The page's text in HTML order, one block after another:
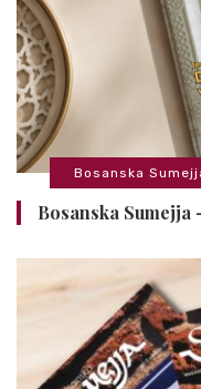
Bosanska
Bosanska Sumejja